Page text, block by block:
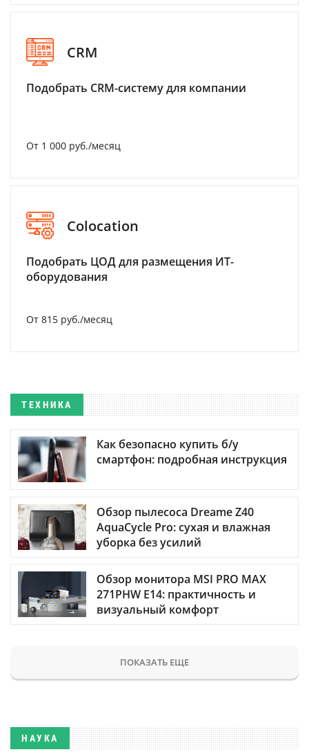
CRM
Подобрать CRM-систему для компании
От 1 000 руб./месяц
Colocation
Подобрать ЦОД для размещения ИТ-
оборудования
От 815 руб./месяц
ТЕХНИКА
Как безопасно купить б/у
смартфон: подробная инструкция
Обзор пылесоса Dreame Z40
AquaCycle Pro: сухая и влажная
уборка без усилий
Обзор монитора MSI PRO MAX
271PHW E14: практичность и
визуальный комфорт
ПОКАЗАТЬ ЕЩЕ
НАУКА